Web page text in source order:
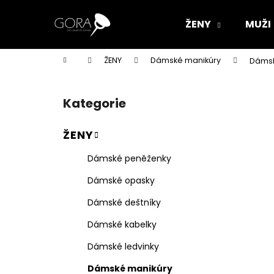
ŽENY MUŽI
Domů ŽENY Dámské manikúry
Přeskočit
kategorie
Kategorie
ŽENY
Dámské peněženky
Dámské opasky
Dámské deštníky
Dámské kabelky
Dámské ledvinky
Dámské manikúry
í
Zpět
do
Zpět
do